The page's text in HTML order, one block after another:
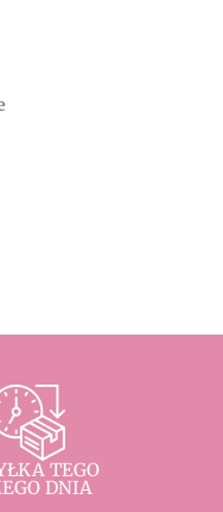
TEGO
DNIA